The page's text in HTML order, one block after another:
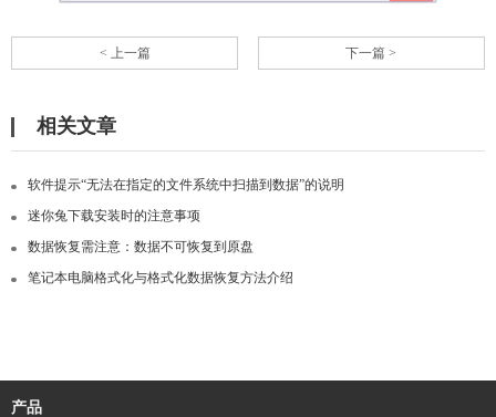
< 上一篇 下一篇 >
相关文章
软件提示“无法在指定的文件系统中扫描到数据”的说明
迷你兔下载安装时的注意事项
数据恢复需注意：数据不可恢复到原盘
笔记本电脑格式化与格式化数据恢复方法介绍
产品